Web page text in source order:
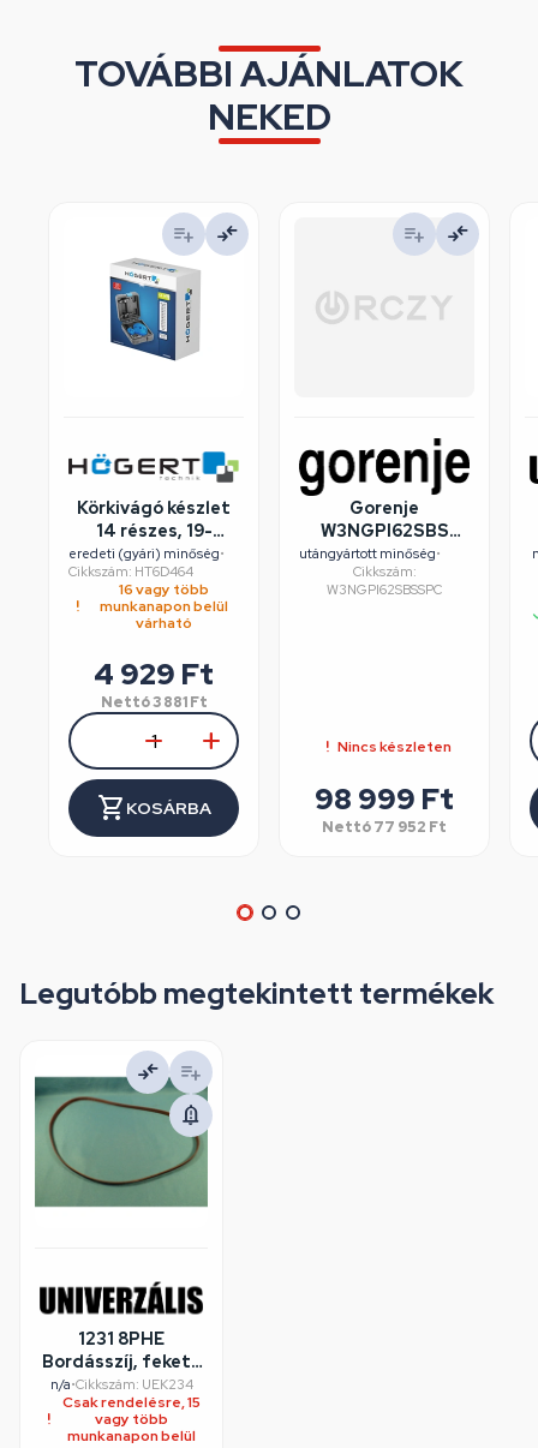
TOVÁBBI AJÁNLATOK
NEKED
Körkivágó készlet
14 részes, 19-
75mm, műanyag
koffer, HÖGERT
HT6D464
eredeti (gyári) minőség•
Cikkszám: HT6D464
16 vagy több
munkanapon belül
várható
4 929 Ft
Nettó3 881 Ft
KOSÁRBA
Gorenje
W3NGPI62SBS
mosógép
felújított/szépséghibás
utángyártott minőség•
Cikkszám:
W3NGPI62SBSSPC
Nincs készleten
98 999 Ft
Nettó77 952 Ft
Legutóbb megtekintett termékek
1231 8PHE
Bordásszíj, fekete
(HUTCHINSON) /
RENDELÉSRE
n/a•Cikkszám: UEK234
Csak rendelésre, 15
vagy több
munkanapon belül